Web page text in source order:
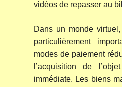
vidéos de repasser au
Dans un monde
particulièrement
modes de paiement
l’acquisition de
immédiate. Les biens